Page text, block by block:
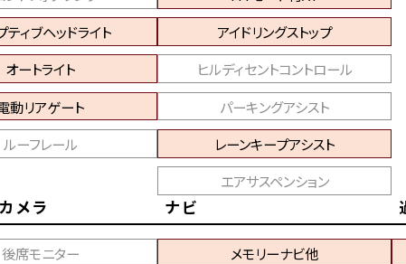
ティブヘッドライト
オートライト
動リアゲート
ルーフレール
アイドリングストップ
ヒルディセントコントロール
パーキングアシスト
レーンキープアシスト
エアサスペンション
メラ
後席モニター
ナビ
メモリーナビ他